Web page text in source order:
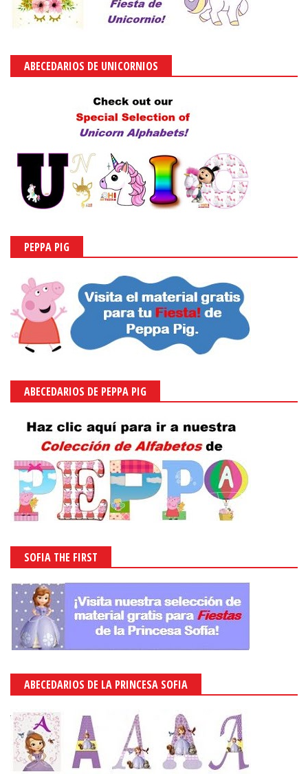
ABECEDARIOS DE UNICORNIOS
PEPPA PIG
ABECEDARIOS DE PEPPA PIG
SOFIA THE FIRST
ABECEDARIOS DE LA PRINCESA SOFIA